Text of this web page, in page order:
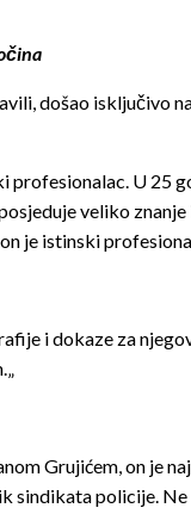
došao isključivo
U 25
veliko
je istinski
i dokaze za
Grujićem, on
policije.